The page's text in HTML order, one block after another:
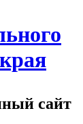
сайт